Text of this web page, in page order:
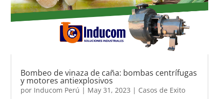
Bombeo de vinaza de caña: bombas centrífugas
y motores antiexplosivos
por Inducom Perú | May 31, 2023 | Casos de Exito